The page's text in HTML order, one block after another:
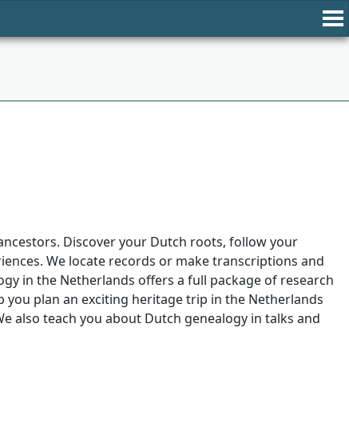
Discover your Dutch roots, follow your
We locate records or make transcriptions and
in the Netherlands offers a full package of research
plan an exciting heritage trip in the Netherlands
also teach you about Dutch genealogy in talks and